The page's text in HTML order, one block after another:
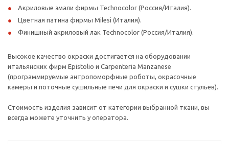
Акриловые эмали фирмы Technocolor (Россия/Италия).
Цветная патина фирмы Milesi (Италия).
Финишный акриловый лак Technocolor (Россия/Италия).
Высокое качество окраски достигается на оборудовании
итальянских фирм Epistolio и Carpenteria Manzanese
(программируемые антропоморфные роботы, окрасочные
камеры и поточные сушильные печи для окраски и сушки стульев).
Стоимость изделия зависит от категории выбранной ткани, вы
всегда можете уточнить у оператора.